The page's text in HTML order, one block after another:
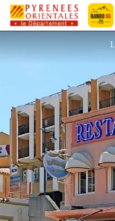
LE CHALUT